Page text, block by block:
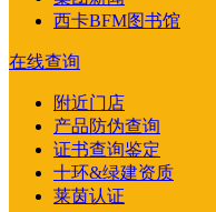
西卡BFM图书馆
在线查询
附近门店
产品防伪查询
证书查询鉴定
十环&绿建资质
莱茵认证